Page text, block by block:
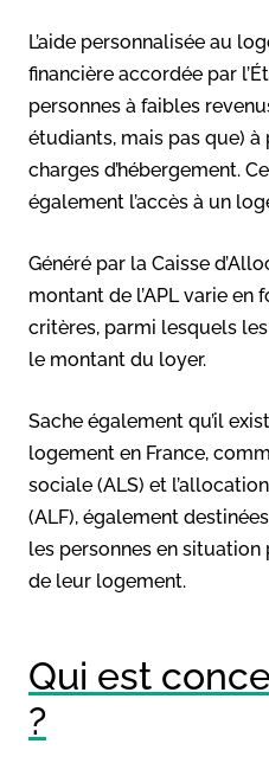
L’aide personnalisée au
financière accordée par
personnes à faibles
étudiants, mais pas que)
charges d’hébergement.
également l’accès à un
Généré par la Caisse
montant de l’APL varie
critères, parmi lesquels
le montant du loyer.
Sache également qu’il
logement en France,
sociale (ALS) et
(ALF), également
les personnes en
de leur logement.
Qui est
?